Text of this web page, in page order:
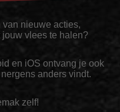
nieuwe acties,
vlees te halen?
en iOS ontvang je ook
anders vindt.
zelf!